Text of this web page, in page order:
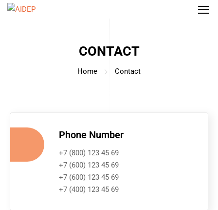
CONTACT
Home Contact
Phone Number
+7 (800) 123 45 69
+7 (600) 123 45 69
+7 (600) 123 45 69
+7 (400) 123 45 69